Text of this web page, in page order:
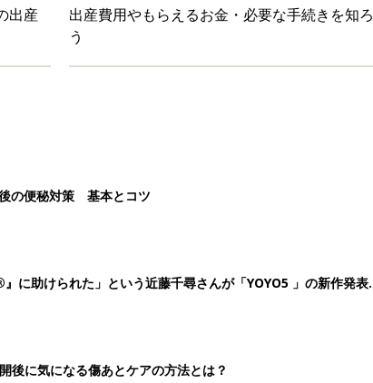
出産
出産費用やもらえるお金・必要な手続きを知ろ
う
の便秘対策 基本とコツ
』に助けられた」という近藤千尋さんが「YOYO5 」の新作発表
けている魅力とは!?
後に気になる傷あとケアの方法とは？